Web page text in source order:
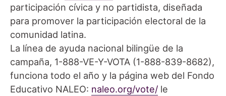
participación cívica y no partidista, diseñada
para promover la participación electoral de la
comunidad latina.
La línea de ayuda nacional bilingüe de la
campaña, 1-888-VE-Y-VOTA (1-888-839-8682),
funciona todo el año y la página web del Fondo
Educativo NALEO: naleo.org/vote/ le